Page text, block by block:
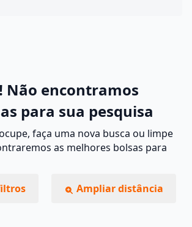
Não encontramos
para sua pesquisa
faça uma nova busca ou limpe
as melhores bolsas para
Ampliar distância